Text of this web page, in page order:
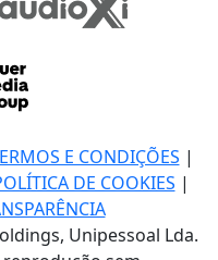
E CONDIÇÕES |
DE COOKIES |
Unipessoal Lda.